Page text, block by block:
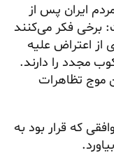
ایران پس از
برخی فکر می‌کنند
اعتراض علیه
مجدد را دارند.
موج تظاهرات
که قرار بود به